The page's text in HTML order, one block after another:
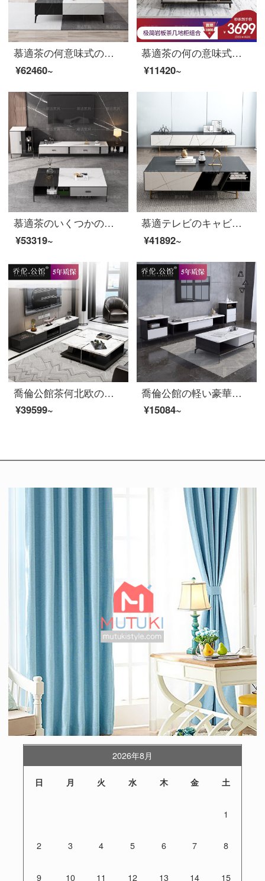
慕適茶の何意味式の極簡岩板の客間の茶の何のテレビの箱の斗の箱の組合せA 01〓〓の石の板の茶の数の1.3メートルの茶何+2メートルのテレビの箱+3斗の箱の1口の価格の6199
¥62460~
慕適茶の何の意味式の軽い豪華なお茶の何のテレビの箱の組み合わせのスーツの小さい戸型の客間の岩板のお茶の何のテレビの箱の斗の箱の1909〓〓カッラーラの白岩の板の顔の斗の箱
¥11420~
慕適茶のいくつかの岩の板の茶の何のテレビの箱の組合せの小さい家型の客間の物置きの茶の何の魚の腹の白岩の板の茶の何のテレビの箱+辺の箱*2【一口の価格の5299】
¥53319~
慕適テレビのキャビネットの意式はきわめて簡単な客間のテレビの箱の小さい戸形のお茶のいくつかのテレビの箱の辺の箱の組合せのスーツのロレンのプラチナ+胡桃の色の顔のお茶の何テレビの箱+辺のキャビネット【1口の価格の4199】
¥41892~
喬倫公館茶何北欧の軽い豪華な大理石茶のいくつかのテレビの箱の組合せのスーツの近代的な簡単な大きさの戸型の客間の戸棚の家具の色の備考（注文して注文してサービスを問合せします）の茶何+テレビの箱の組合せ
¥39599~
喬倫公館の軽い豪華なお茶の何のイタリア式のきわめて簡単なお茶の何のテレビの箱の組合せの近代的な簡約の客間のお茶の何の陶磁器の大理石の家用の客間のお茶の何の店は注文して注文してサービス（石の顔の色の備考）のお茶を問合せして下さい
¥15084~
2026年8月
日 月 火 水 木 金 土
1
2 3 4 5 6 7 8
9 10 11 12 13 14 15